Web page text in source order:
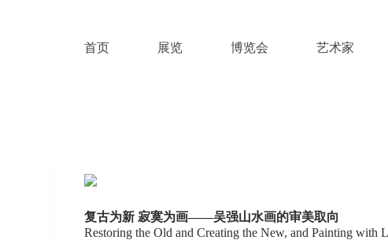
首页 展览 博览会 艺术家
复古为新 寂寞为画——吴强山水画的审美取向
Restoring the Old and Creating the New, and Painting with